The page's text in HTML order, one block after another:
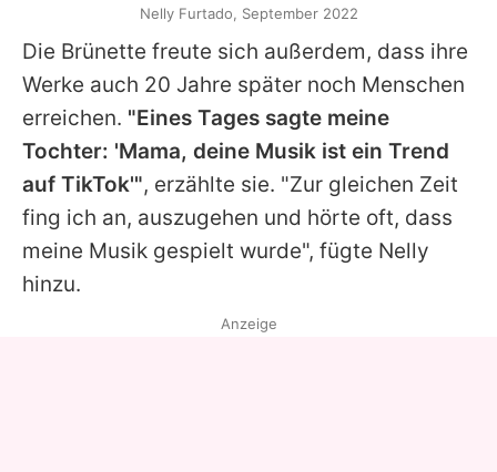
Die Brünette freute sich außerdem, dass ihre
Werke auch 20 Jahre später noch Menschen
erreichen. "Eines Tages sagte meine
Tochter: 'Mama, deine Musik ist ein Trend
auf TikTok'", erzählte sie. "Zur gleichen Zeit
fing ich an, auszugehen und hörte oft, dass
meine Musik gespielt wurde", fügte Nelly
hinzu.
Nelly Furtado, September 2022
Anzeige